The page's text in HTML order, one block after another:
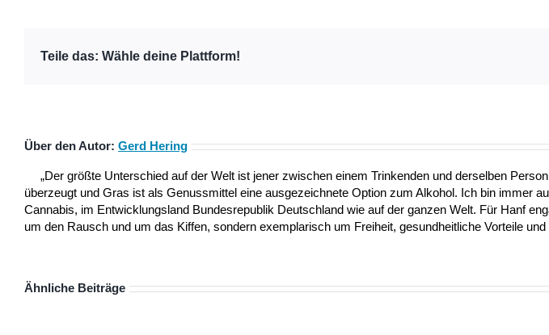
Teile das: Wähle deine Plattform!
Über den Autor: Gerd Hering
„Der größte Unterschied auf der Welt ist jener zwischen einem Trinkenden und derselben
überzeugt und Gras ist als Genussmittel eine ausgezeichnete Option zum Alkohol. Ich bin immer
Cannabis, im Entwicklungsland Bundesrepublik Deutschland wie auf der ganzen Welt. Für Hanf
um den Rausch und um das Kiffen, sondern exemplarisch um Freiheit, gesundheitliche Vorteile
Ähnliche Beiträge